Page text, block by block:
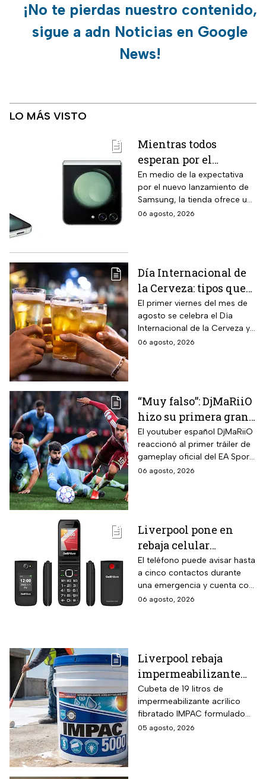
¡No te pierdas nuestro contenido,
sigue a adn Noticias en Google
News!
LO MÁS VISTO
Mientras todos
esperan por el
Samsung Z Flip8,
Liverpool rebaja y
remata el Galaxy Z
Flip5 de 256GB a tres
En medio de la expectativa
por el nuevo lanzamiento de
Samsung, la tienda ofrece un
modelo anterior a un precio
06 agosto, 2026
Día Internacional de
la Cerveza: tipos que
hay con base en su
sabor y fermentación
El primer viernes del mes de
agosto se celebra el Día
Internacional de la Cerveza y
si quieres celebrarlo
06 agosto, 2026
“Muy falso”: DjMaRiiO
hizo su primera gran
crítica al gameplay
del EA Sports FC 27
El youtuber español DjMaRiiO
reaccionó al primer tráiler de
gameplay oficial del EA Sports
FC 27 y remarcó algunas
2026.
06 agosto, 2026
Liverpool pone en
rebaja celular
CellAllure Bienestar
para adultos mayores
con botón SOS y hasta
6 MSI
El teléfono puede avisar hasta
a cinco contactos durante
una emergencia y cuenta con
envío gratis a domicilio
06 agosto, 2026
Liverpool rebaja
impermeabilizante
fibratado IMPAC de 19
litros y secado rápido
de 4-6 horas con hasta
13 MSI
Cubeta de 19 litros de
impermeabilizante acrílico
fibratado IMPAC formulado
con base agua, resinas
05 agosto, 2026